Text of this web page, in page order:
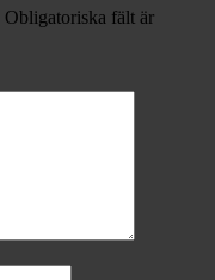
Obligatoriska fält är